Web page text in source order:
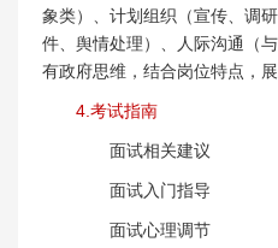
象类）、计划组织（宣传、调
件、舆情处理）、人际沟通（
有政府思维，结合岗位特点，展
4.考试指南
面试相关建议
面试入门指导
面试心理调节